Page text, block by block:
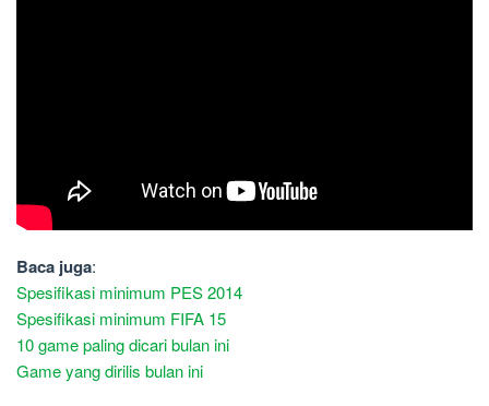
Baca juga:
Spesifikasi minimum PES 2014
Spesifikasi minimum FIFA 15
10 game paling dicari bulan ini
Game yang dirilis bulan ini